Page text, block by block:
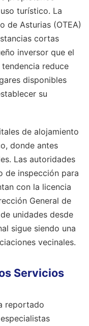
turístico. La
de Asturias (OTEA)
cortas
inversor que el
reduce
disponibles
su
de alojamiento
donde antes
Las autoridades
de inspección para
con la licencia
General de
unidades desde
sigue siendo una
vecinales.
Servicios
reportado